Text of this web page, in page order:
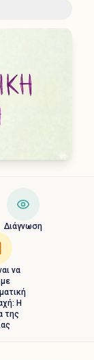
Διάγνωση
να
με
Η
της